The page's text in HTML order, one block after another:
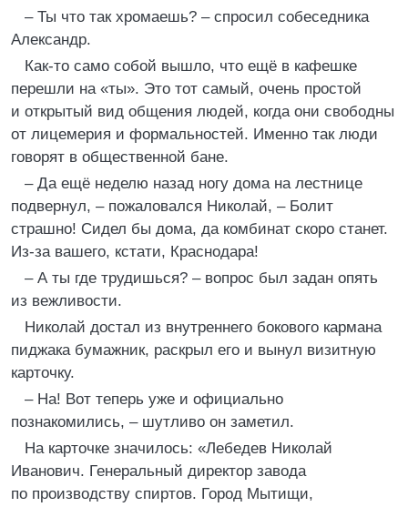
– Ты что так хромаешь? – спросил собеседника
Александр.
Как-то само собой вышло, что ещё в кафешке
перешли на «ты». Это тот самый, очень простой
и открытый вид общения людей, когда они свободны
от лицемерия и формальностей. Именно так люди
говорят в общественной бане.
– Да ещё неделю назад ногу дома на лестнице
подвернул, – пожаловался Николай, – Болит
страшно! Сидел бы дома, да комбинат скоро станет.
Из-за вашего, кстати, Краснодара!
– А ты где трудишься? – вопрос был задан опять
из вежливости.
Николай достал из внутреннего бокового кармана
пиджака бумажник, раскрыл его и вынул визитную
карточку.
– На! Вот теперь уже и официально
познакомились, – шутливо он заметил.
На карточке значилось: «Лебедев Николай
Иванович. Генеральный директор завода
по производству спиртов. Город Мытищи,